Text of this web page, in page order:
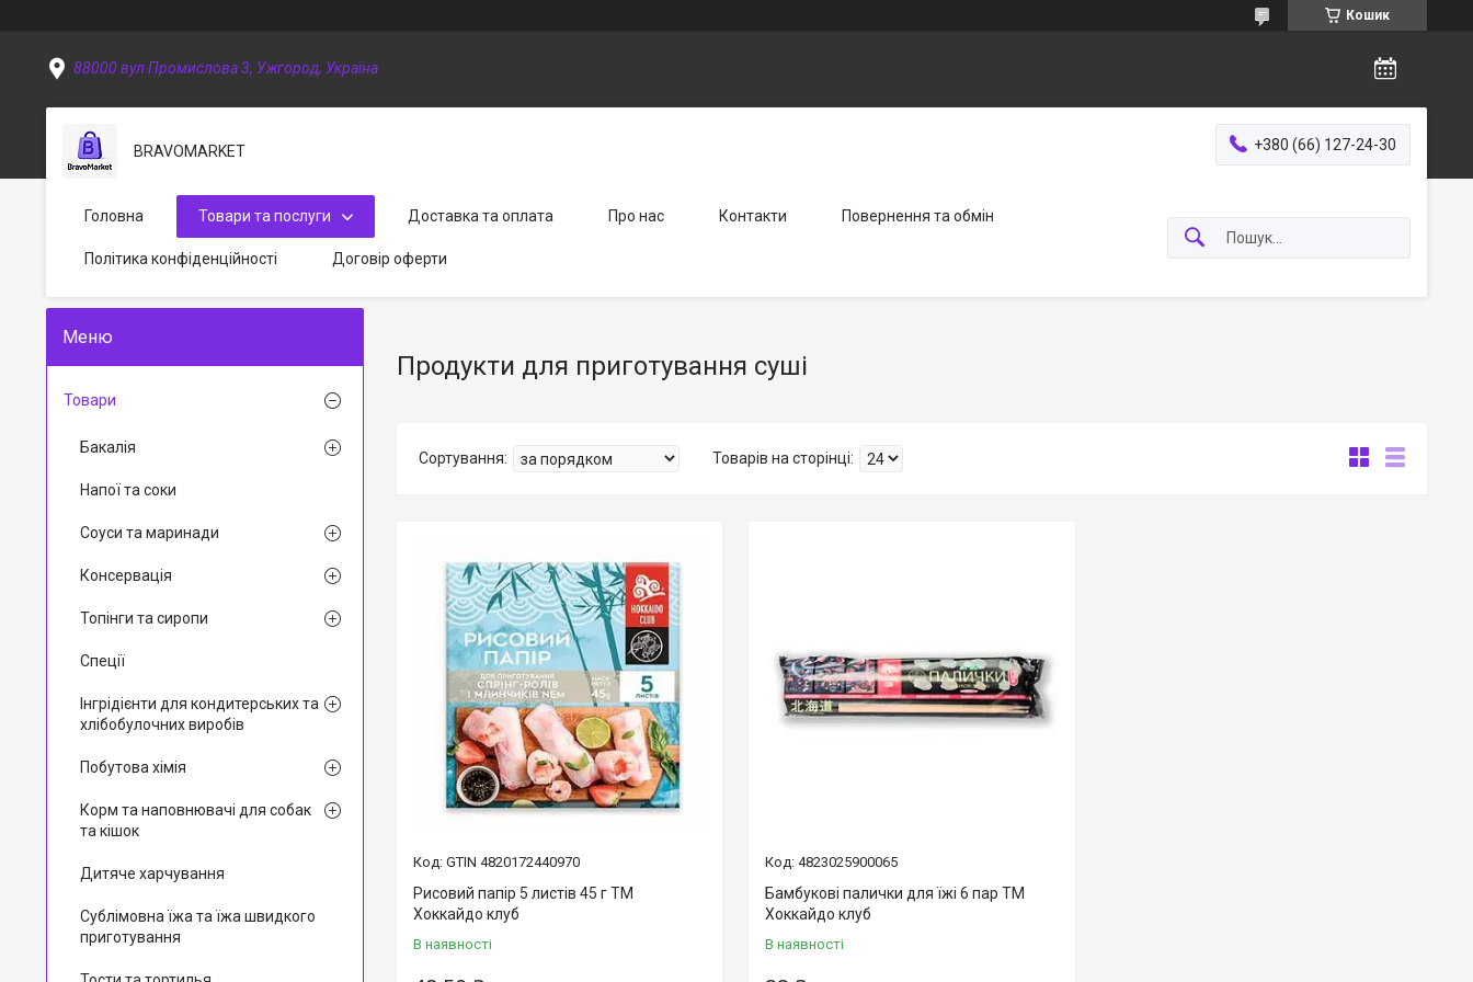
Кошик
88000 вул Промислова 3, Ужгород, Україна
BRAVOMARKET +380 (66) 127-24-30
Головна Товари та послуги Доставка та оплата Про нас Контакти Повернення та обмін
Політика конфіденційності Договір оферти
Продукти для приготування суші
GTIN 4820172440970
Рисовий папір 5 листів 45 г ТМ
Хоккайдо клуб
В наявності
4823025900065
Бамбукові палички для їжі 6 пар ТМ
Хоккайдо клуб
В наявності
Товари
Бакалія
Напої та соки
Соуси та маринади
Консервація
Топінги та сиропи
Спеції
Інгрідієнти для кондитерських та
хлібобулочних виробів
Побутова хімія
Корм та наповнювачі для собак
та кішок
Дитяче харчування
Сублімовна їжа та їжа швидкого
приготування